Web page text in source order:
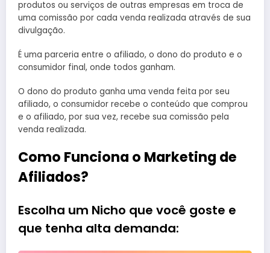
produtos ou serviços de outras empresas em troca de
uma comissão por cada venda realizada através de sua
divulgação.
É uma parceria entre o afiliado, o dono do produto e o
consumidor final, onde todos ganham.
O dono do produto ganha uma venda feita por seu
afiliado, o consumidor recebe o conteúdo que comprou
e o afiliado, por sua vez, recebe sua comissão pela
venda realizada.
Como Funciona o Marketing de
Afiliados?
Escolha um Nicho que você goste e
que tenha alta demanda: